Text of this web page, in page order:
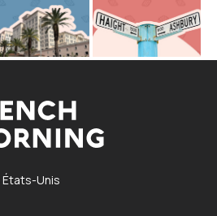
Unis